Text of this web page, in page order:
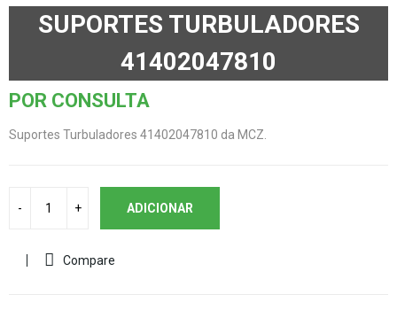
SUPORTES TURBULADORES
41402047810
POR CONSULTA
Suportes Turbuladores 41402047810 da MCZ.
ADICIONAR
Compare